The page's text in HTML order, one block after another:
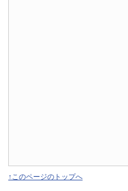
↑このページのトップへ